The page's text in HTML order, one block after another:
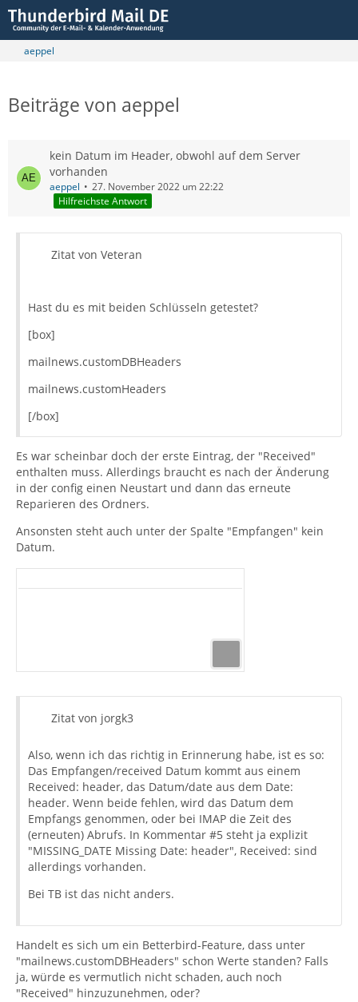
aeppel
Beiträge von aeppel
kein Datum im Header, obwohl auf dem Server
vorhanden
aeppel
27. November 2022 um 22:22
Hilfreichste Antwort
Zitat von Veteran
Hast du es mit beiden Schlüsseln getestet?
[box]
mailnews.customDBHeaders
mailnews.customHeaders
[/box]
Es war scheinbar doch der erste Eintrag, der "Received"
enthalten muss. Allerdings braucht es nach der Änderung
in der config einen Neustart und dann das erneute
Reparieren des Ordners.
Ansonsten steht auch unter der Spalte "Empfangen" kein
Datum.
Zitat von jorgk3
Also, wenn ich das richtig in Erinnerung habe, ist es so:
Das Empfangen/received Datum kommt aus einem
Received: header, das Datum/date aus dem Date:
header. Wenn beide fehlen, wird das Datum dem
Empfangs genommen, oder bei IMAP die Zeit des
(erneuten) Abrufs. In Kommentar #5 steht ja explizit
"MISSING_DATE Missing Date: header", Received: sind
allerdings vorhanden.
Bei TB ist das nicht anders.
Handelt es sich um ein Betterbird-Feature, dass unter
"mailnews.customDBHeaders" schon Werte standen? Falls
ja, würde es vermutlich nicht schaden, auch noch
"Received" hinzuzunehmen, oder?